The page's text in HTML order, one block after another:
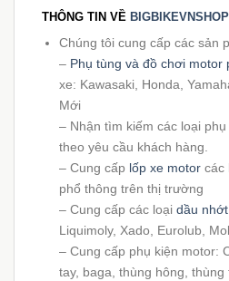
THÔNG TIN VỀ BIGBIKEVNSHOP
Chúng tôi cung cấp các sản
– Phụ tùng và đồ chơi motor
xe: Kawasaki, Honda,
Mới
– Nhận tìm kiếm các loại
theo yêu cầu khách hàng.
– Cung cấp lốp xe motorcác
phổ thông trên thị trường
– Cung cấp các loại dầu
Liquimoly, Xado, Eurolub,
– Cung cấp phụ kiện motor:
tay, baga, thùng hông,